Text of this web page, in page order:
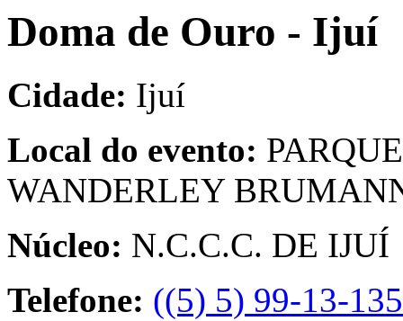
Doma de Ouro - Ijuí
Cidade: Ijuí
Local do evento:
WANDERLEY
Núcleo: N.C.C.C. DE IJUÍ
Telefone: ((5) 5) 99-13-